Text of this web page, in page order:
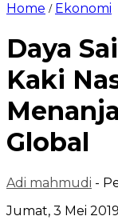
Home / Ekonomi
Daya
Kaki
Global
Adi mahmudi -
Jumat, 3 Mei